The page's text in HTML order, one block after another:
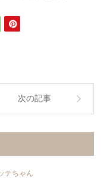
次の記事
テちゃん